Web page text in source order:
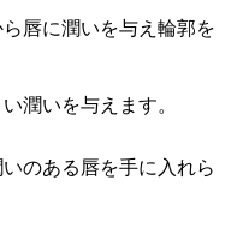
唇に潤いを与え輪郭を
潤いを与えます。
のある唇を手に入れら